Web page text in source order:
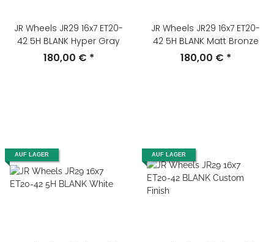
JR Wheels JR29 16x7 ET20-
42 5H BLANK Hyper Gray
180,00 € *
JR Wheels JR29 16x7 ET20-
42 5H BLANK Matt Bronze
180,00 € *
AUF LAGER AUF LAGER